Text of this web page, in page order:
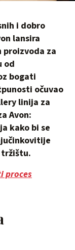
i dobro
lansira
za
od
bogati
očuvao
linija za
Avon:
kako bi se
proces